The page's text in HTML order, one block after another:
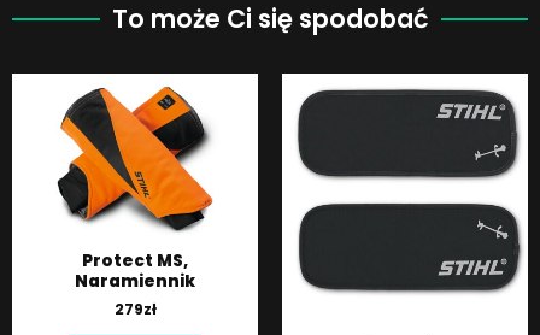
To może Ci się spodobać
Protect MS,
Naramiennik
279zł